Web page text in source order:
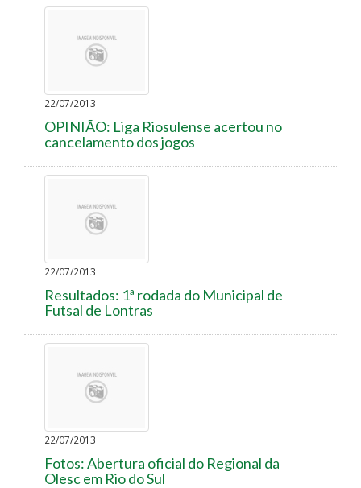
22/07/2013
OPINIÃO: Liga Riosulense acertou no
cancelamento dos jogos
22/07/2013
Resultados: 1ª rodada do Municipal de
Futsal de Lontras
22/07/2013
Fotos: Abertura oficial do Regional da
Olesc em Rio do Sul